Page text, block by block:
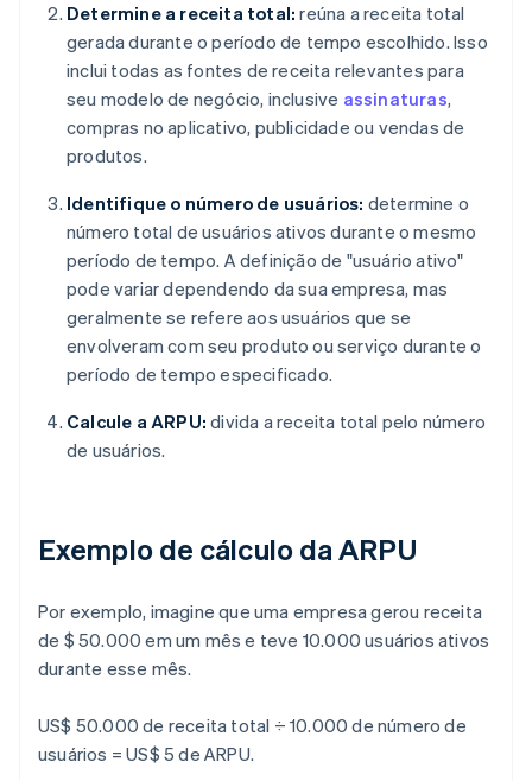
Determine a receita total: reúna a receita total
gerada durante o período de tempo escolhido. Isso
inclui todas as fontes de receita relevantes para
seu modelo de negócio, inclusive assinaturas,
compras no aplicativo, publicidade ou vendas de
produtos.
Identifique o número de usuários: determine o
número total de usuários ativos durante o mesmo
período de tempo. A definição de "usuário ativo"
pode variar dependendo da sua empresa, mas
geralmente se refere aos usuários que se
envolveram com seu produto ou serviço durante o
período de tempo especificado.
Calcule a ARPU: divida a receita total pelo número
de usuários.
Exemplo de cálculo da ARPU
Por exemplo, imagine que uma empresa gerou receita
de $ 50.000 em um mês e teve 10.000 usuários ativos
durante esse mês.
US$ 50.000 de receita total ÷ 10.000 de número de
usuários = US$ 5 de ARPU.